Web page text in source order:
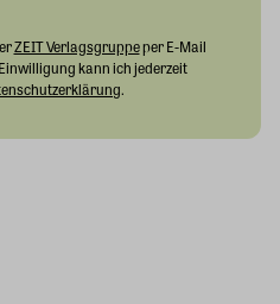
ZEIT Verlagsgruppeper E-Mail
kann ich jederzeit
.